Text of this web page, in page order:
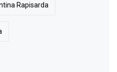
Rapisarda